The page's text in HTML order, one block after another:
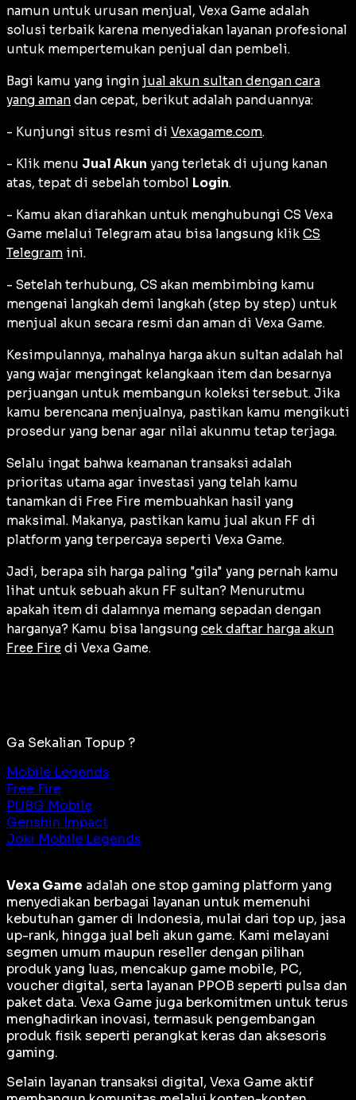
namun untuk urusan menjual, Vexa Game adalah
solusi terbaik karena menyediakan layanan profesional
untuk mempertemukan penjual dan pembeli.
Bagi kamu yang ingin jual akun sultan dengan cara
yang aman dan cepat, berikut adalah panduannya:
- Kunjungi situs resmi di Vexagame.com.
- Klik menu Jual Akun yang terletak di ujung kanan
atas, tepat di sebelah tombol Login.
- Kamu akan diarahkan untuk menghubungi CS Vexa
Game melalui Telegram atau bisa langsung klik CS
Telegram ini.
- Setelah terhubung, CS akan membimbing kamu
mengenai langkah demi langkah (step by step) untuk
menjual akun secara resmi dan aman di Vexa Game.
Kesimpulannya, mahalnya harga akun sultan adalah hal
yang wajar mengingat kelangkaan item dan besarnya
perjuangan untuk membangun koleksi tersebut. Jika
kamu berencana menjualnya, pastikan kamu mengikuti
prosedur yang benar agar nilai akunmu tetap terjaga.
Selalu ingat bahwa keamanan transaksi adalah
prioritas utama agar investasi yang telah kamu
tanamkan di Free Fire membuahkan hasil yang
maksimal. Makanya, pastikan kamu jual akun FF di
platform yang terpercaya seperti Vexa Game.
Jadi, berapa sih harga paling "gila" yang pernah kamu
lihat untuk sebuah akun FF sultan? Menurutmu
apakah item di dalamnya memang sepadan dengan
harganya? Kamu bisa langsung cek daftar harga akun
Free Fire di Vexa Game.
Ga Sekalian Topup ?
Mobile Legends
Free Fire
PUBG Mobile
Genshin Impact
Joki Mobile Legends
Vexa Game adalah one stop gaming platform yang
menyediakan berbagai layanan untuk memenuhi
kebutuhan gamer di Indonesia, mulai dari top up, jasa
up-rank, hingga jual beli akun game. Kami melayani
segmen umum maupun reseller dengan pilihan
produk yang luas, mencakup game mobile, PC,
voucher digital, serta layanan PPOB seperti pulsa dan
paket data. Vexa Game juga berkomitmen untuk terus
menghadirkan inovasi, termasuk pengembangan
produk fisik seperti perangkat keras dan aksesoris
gaming.
Selain layanan transaksi digital, Vexa Game aktif